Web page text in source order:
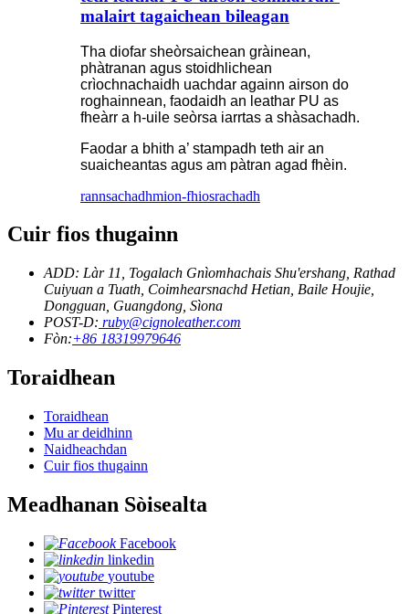
malairt tagaichean bileagan
Tha diofar sheòrsaichean gràinean,
phàtranan agus stoidhlichean
crìochnachaidh uachdar againn airson do
roghainnean, faodaidh an leathar PU as
fheàrr a h-uile seòrsa iarrtas a shàsachadh.
Faodar a bhith a’ stampadh teth air an
suaicheantas agus am pàtran agad fhèin.
rannsachadhmion-fhiosrachadh
Cuir fios thugainn
ADD: Làr 11, Togalach Gnìomhachais Shu'ershang, Rathad
Cuiyuan a Tuath, Coimhearsnachd Hetian, Baile Houjie,
Dongguan, Guangdong, Sìona
POST-D: ruby@cignoleather.com
Fòn:+86 18319979646
Toraidhean
Toraidhean
Mu ar deidhinn
Naidheachdan
Cuir fios thugainn
Meadhanan Sòisealta
Facebook
linkedin
youtube
twitter
Pinterest